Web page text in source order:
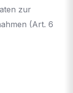
zur
(Art. 6